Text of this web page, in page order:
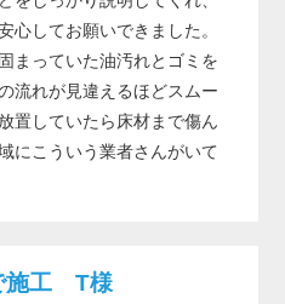
心してお願いできました。
まっていた油汚れとゴミを
流れが見違えるほどスムー
置していたら床材まで傷ん
にこういう業者さんがいて
施工 T様